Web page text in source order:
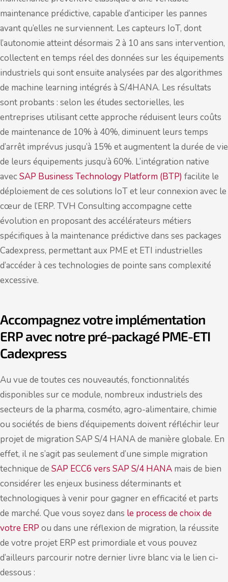
maintenance prédictive, capable d’anticiper les pannes
avant qu’elles ne surviennent. Les capteurs IoT, dont
l’autonomie atteint désormais 2 à 10 ans sans intervention,
collectent en temps réel des données sur les équipements
industriels qui sont ensuite analysées par des algorithmes
de machine learning intégrés à S/4HANA. Les résultats
sont probants : selon les études sectorielles, les
entreprises utilisant cette approche réduisent leurs coûts
de maintenance de 10% à 40%, diminuent leurs temps
d’arrêt imprévus jusqu’à 15% et augmentent la durée de vie
de leurs équipements jusqu’à 60%. L’intégration native
avecSAP Business Technology Platform (BTP) facilite le
déploiement de ces solutions IoT et leur connexion avec le
cœur de l’ERP. TVH Consulting accompagne cette
évolution en proposant des accélérateurs métiers
spécifiques à la maintenance prédictive dans ses packages
Cadexpress, permettant aux PME et ETI industrielles
d’accéder à ces technologies de pointe sans complexité
excessive.
Accompagnez votre implémentation
ERP avec notre pré-packagé PME-ETI
Cadexpress
Au vue de toutes ces nouveautés, fonctionnalités
disponibles sur ce module, nombreux industriels des
secteurs de la pharma, cosméto, agro-alimentaire, chimie
ou sociétés de biens d’équipements doivent réfléchir leur
projet de migration SAP S/4 HANA de manière globale. En
effet, il ne s’agit pas seulement d’une simple migration
technique de SAP ECC6 vers SAP S/4 HANA mais de bien
considérer les enjeux business déterminants et
technologiques à venir pour gagner en efficacité et parts
de marché. Que vous soyez dans le process de choix de
votre ERP ou dans une réflexion de migration, la réussite
de votre projet ERP est primordiale et vous pouvez
d’ailleurs parcourir notre dernier livre blanc via le lien ci-
dessous :